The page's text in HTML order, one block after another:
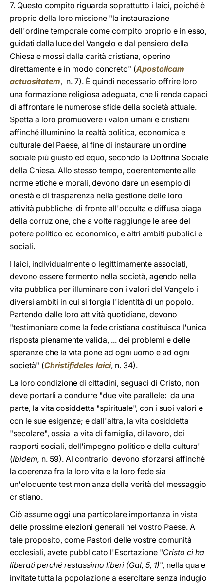
7. Questo compito riguarda soprattutto i laici, poiché è
proprio della loro missione "la instaurazione
dell'ordine temporale come compito proprio e in esso,
guidati dalla luce del Vangelo e dal pensiero della
Chiesa e mossi dalla carità cristiana, operino
direttamente e in modo concreto" (Apostolicam
actuositatem, n. 7). È quindi necessario offrire loro
una formazione religiosa adeguata, che li renda capaci
di affrontare le numerose sfide della società attuale.
Spetta a loro promuovere i valori umani e cristiani
affinché illuminino la realtà politica, economica e
culturale del Paese, al fine di instaurare un ordine
sociale più giusto ed equo, secondo la Dottrina Sociale
della Chiesa. Allo stesso tempo, coerentemente alle
norme etiche e morali, devono dare un esempio di
onestà e di trasparenza nella gestione delle loro
attività pubbliche, di fronte all'occulta e diffusa piaga
della corruzione, che a volte raggiunge le aree del
potere politico ed economico, e altri ambiti pubblici e
sociali.
I laici, individualmente o legittimamente associati,
devono essere fermento nella società, agendo nella
vita pubblica per illuminare con i valori del Vangelo i
diversi ambiti in cui si forgia l'identità di un popolo.
Partendo dalle loro attività quotidiane, devono
"testimoniare come la fede cristiana costituisca l'unica
risposta pienamente valida, ... dei problemi e delle
speranze che la vita pone ad ogni uomo e ad ogni
società" (Christifideles laici, n. 34).
La loro condizione di cittadini, seguaci di Cristo, non
deve portarli a condurre "due vite parallele: da una
parte, la vita cosiddetta "spirituale", con i suoi valori e
con le sue esigenze; e dall'altra, la vita cosiddetta
"secolare", ossia la vita di famiglia, di lavoro, dei
rapporti sociali, dell'impegno politico e della cultura"
(Ibidem, n. 59). Al contrario, devono sforzarsi affinché
la coerenza fra la loro vita e la loro fede sia
un'eloquente testimonianza della verità del messaggio
cristiano.
Ciò assume oggi una particolare importanza in vista
delle prossime elezioni generali nel vostro Paese. A
tale proposito, come Pastori delle vostre comunità
ecclesiali, avete pubblicato l'Esortazione "Cristo ci ha
liberati perché restassimo liberi (Gal, 5, 1)", nella quale
invitate tutta la popolazione a esercitare senza indugio